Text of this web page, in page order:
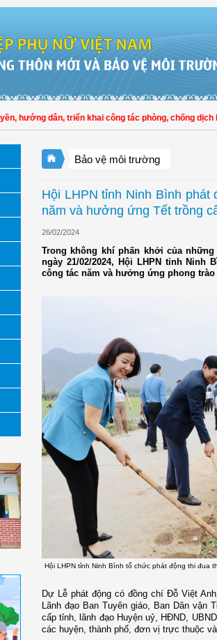
dẫn, triển khai công tác phòng, chống dịch bệnh
Bảo vệ môi trường
Hội LHPN tỉnh Ninh Bình
năm và hưởng ứng Tết trồng
26/02/2024
Trong không khí phấn khởi của
ngày 21/02/2024, Hội LHPN tỉnh
công tác năm và hưởng ứng phong trào
Hội LHPN tỉnh Ninh Bình tổ chức phát động thi đua
Dự Lễ phát động có đồng chí Đỗ Việt
Lãnh đạo Ban Tuyên giáo, Ban Dân vận
cấp tỉnh, lãnh đạo Huyện uỷ, HĐND,
các huyện, thành phố, đơn vị trực thuộc